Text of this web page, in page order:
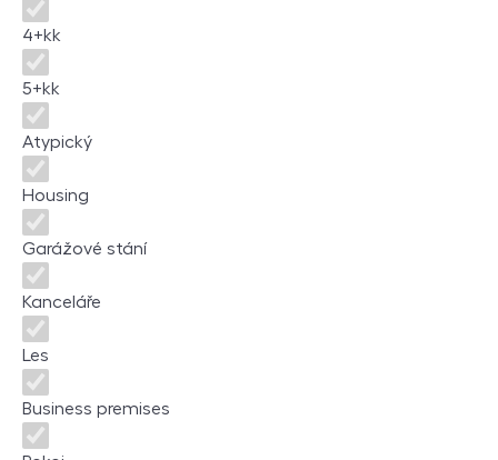
4+kk
5+kk
Atypický
Housing
Garážové stání
Kanceláře
Les
Business premises